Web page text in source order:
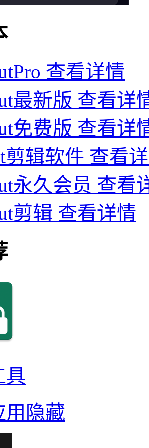
查看详情
最新版 查看详
免费版 查看详
剪辑软件 查看
永久会员 查看
剪辑 查看详情
具
用隐藏